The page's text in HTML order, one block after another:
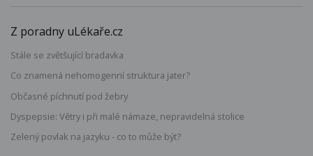
Z poradny uLékaře.cz
Stále se zvětšující bradavka
Co znamená nehomogenní struktura jater?
Občasné píchnutí pod žebry
Dyspepsie: Větry i při malé námaze, nepravidelná stolice
Zelený povlak na jazyku - co to může být?